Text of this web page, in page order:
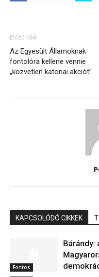
Előző cikk
Az Egyesült Államoknak
fontolóra kellene vennie
„közvetlen katonai akciót”
KAPCSOLÓDÓ CIKKEK
Fontos
Bárándy: